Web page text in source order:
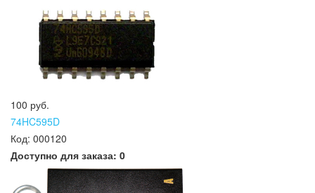
100 руб.
74HC595D
Код: 000120
Доступно для заказа: 0